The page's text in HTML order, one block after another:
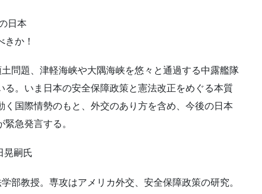
日本
か！
問題、津軽海峡や大隅海峡を悠々と通過する中露艦隊
。いま日本の安全保障政策と憲法改正をめぐる本質
国際情勢のもと、外交のあり方を含め、今後の日本
急発言する。
嗣氏
部教授。専攻はアメリカ外交、安全保障政策の研究。